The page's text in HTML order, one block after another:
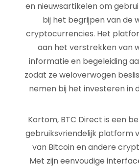
en nieuwsartikelen om
bij het begrijpen van de
cryptocurrencies. Het
aan het verstrekken van
informatie en begeleiding
zodat ze weloverwogen
nemen bij het investeren in
Kortom, BTC Direct is een
gebruiksvriendelijk platform
van Bitcoin en andere
Met zijn eenvoudige